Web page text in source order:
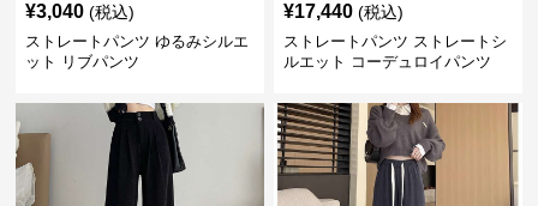
¥3,040 (税込)
ストレートパンツ ゆるみシルエ
ット リブパンツ
¥17,440 (税込)
ストレートパンツ ストレートシ
ルエット コーデュロイパンツ